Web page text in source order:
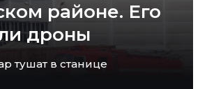
районе. Его
дроны
тушат в станице